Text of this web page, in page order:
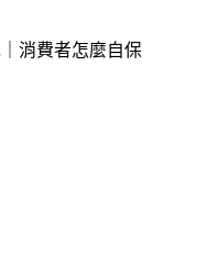
消費者怎麼自保